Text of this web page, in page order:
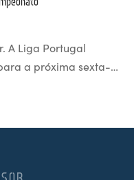
A Liga Portugal
a próxima sexta-…